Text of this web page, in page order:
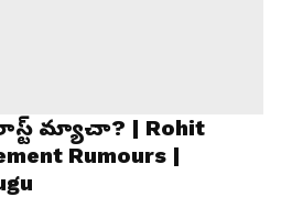
మ్యాచా? | Rohit
Rumours |